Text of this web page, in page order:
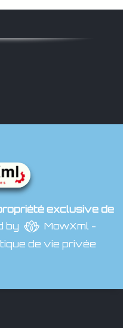
exclusive de
by MowXml-
de vie privée